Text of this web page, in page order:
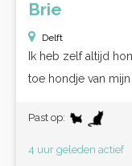
Brie
Delft
Ik heb zelf altijd
toe hondje van mijn
Past op:
4 uur geleden actief